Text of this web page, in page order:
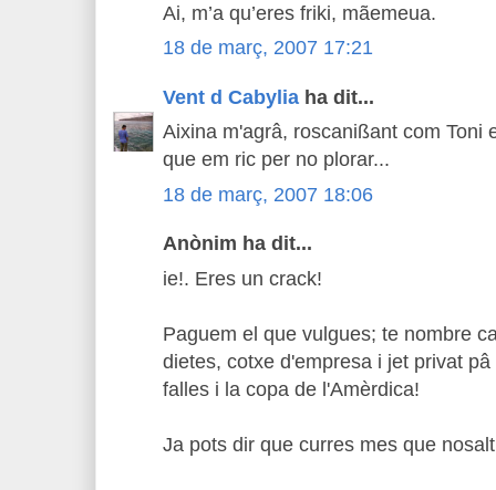
Ai, m’a qu’eres friki, mãemeua.
18 de març, 2007 17:21
Vent d Cabylia ha dit...
Aixina m'agrâ, roscanißant com Toni
que em ric per no plorar...
18 de març, 2007 18:06
Anònim ha dit...
ie!. Eres un crack!
Paguem el que vulgues; te nombre
dietes, cotxe d'empresa i jet privat
falles i la copa de l'Amèrdica!
Ja pots dir que curres mes que